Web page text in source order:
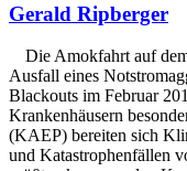
Gerald Ripberger
Die Amokfahrt auf
Ausfall eines
Blackouts im Februar
Krankenhäusern
(KAEP) bereiten sich
und Katastrophenfällen